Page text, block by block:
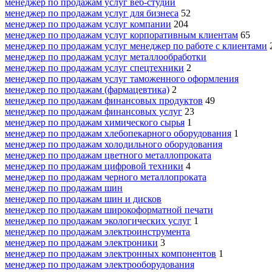
менеджер по продажам услуг для бизнеса 52
менеджер по продажам услуг компании 204
менеджер по продажам услуг корпоративным клиентам 65
менеджер по продажам услуг менеджер по работе с клиентами
менеджер по продажам услуг металлообработки
менеджер по продажам услуг спецтехники 2
менеджер по продажам услуг таможенного оформления
менеджер по продажам (фармацевтика) 2
менеджер по продажам финансовых продуктов 49
менеджер по продажам финансовых услуг 23
менеджер по продажам химического сырья 1
менеджер по продажам хлебопекарного оборудования 1
менеджер по продажам холодильного оборудования
менеджер по продажам цветного металлопроката
менеджер по продажам цифровой техники 4
менеджер по продажам черного металлопроката
менеджер по продажам шин
менеджер по продажам шин и дисков
менеджер по продажам широкоформатной печати
менеджер по продажам экологических услуг 1
менеджер по продажам электроинструмента
менеджер по продажам электроники 3
менеджер по продажам электронных компонентов 1
менеджер по продажам электрооборудования